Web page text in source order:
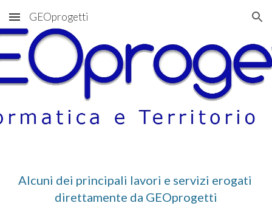
Skip to main content Skip to navigation
GEOprogetti
Alcuni dei principali lavori e servizi erogati
direttamente da GEOprogetti